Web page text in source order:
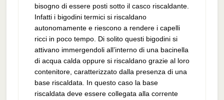
bisogno di essere posti sotto il casco riscaldante.
Infatti i bigodini termici si riscaldano
autonomamente e riescono a rendere i capelli
ricci in poco tempo. Di solito questi bigodini si
attivano immergendoli all’interno di una bacinella
di acqua calda oppure si riscaldano grazie al loro
contenitore, caratterizzato dalla presenza di una
base riscaldata. In questo caso la base
riscaldata deve essere collegata alla corrente